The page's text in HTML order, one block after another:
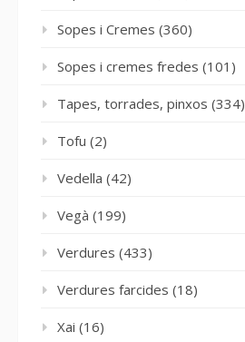
Sopes i Cremes (360)
Sopes i cremes fredes (101)
Tapes, torrades, pinxos (334)
Tofu (2)
Vedella (42)
Vegà (199)
Verdures (433)
Verdures farcides (18)
Xai (16)